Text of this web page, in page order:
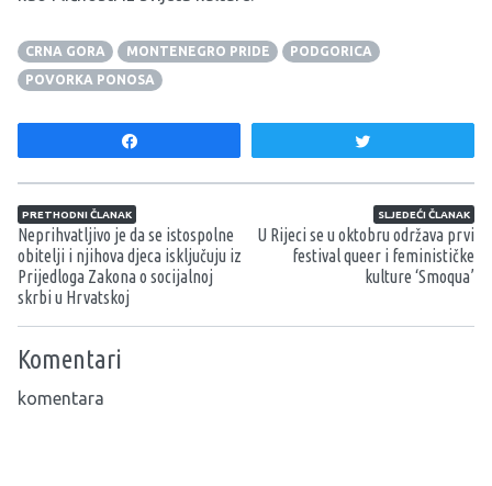
CRNA GORA MONTENEGRO PRIDE
PODGORICA
POVORKA PONOSA
Navigacija članaka
PRETHODNI ČLANAK
Neprihvatljivo je da se istospolne
obitelji i njihova djeca isključuju iz
Prijedloga Zakona o socijalnoj
skrbi u Hrvatskoj
SLJEDEĆI ČLANAK
U Rijeci se u oktobru održava prvi
festival queer i feminističke
kulture ‘Smoqua’
Komentari
komentara